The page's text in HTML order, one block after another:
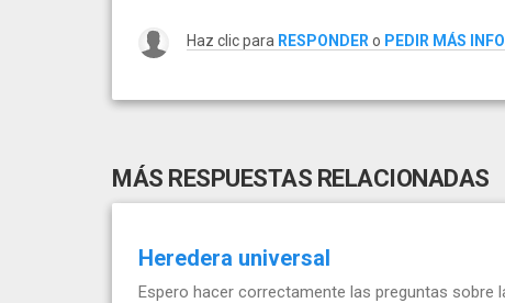
Haz clic para RESPONDER o PEDIR MÁS
MÁS RESPUESTAS RELACIONADAS
Heredera universal
Espero hacer correctamente las preguntas sobre